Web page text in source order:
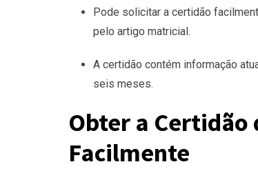
Pode solicitar a certidão
pelo artigo matricial.
A certidão contém informação
seis meses.
Obter a Certidão
Facilmente